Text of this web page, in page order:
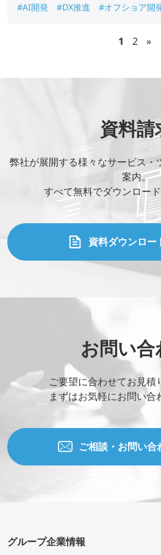
#AI開発 #DX推進 #オフショア開
1 2 »
資料請
弊社が展開する様々なサービス・
案内。
すべて無料でダウンロード
資料ダウンロー
お問い合
ご要望に合わせてお見積
まずはお気軽にお問い合
ご相談・お問い合
グループ企業情報